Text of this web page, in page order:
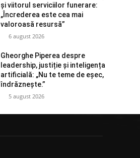
și viitorul serviciilor funerare:
„Încrederea este cea mai
valoroasă resursă”
6 august 2026
Gheorghe Piperea despre
leadership, justiție și inteligența
artificială: „Nu te teme de eșec,
îndrăznește.”
5 august 2026